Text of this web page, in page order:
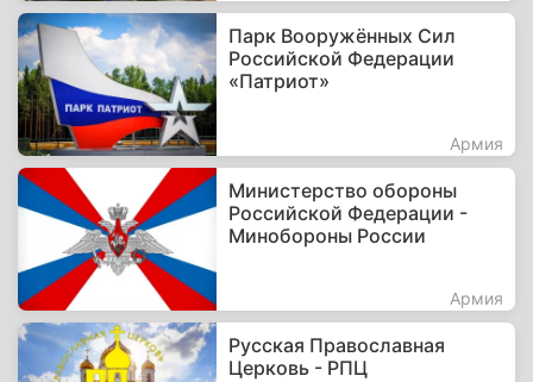
Парк Вооружённых Сил
Российской Федерации
«Патриот»
Армия
Министерство обороны
Российской Федерации -
Минобороны России
Армия
Русская Православная
Церковь - РПЦ